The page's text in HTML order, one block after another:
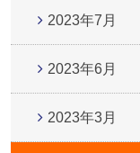
2023年7月
2023年6月
2023年3月